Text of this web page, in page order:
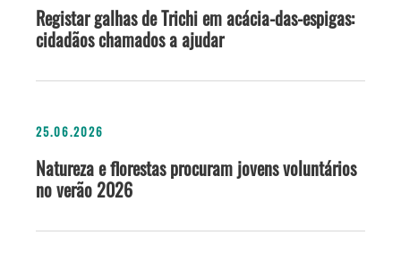
Registar galhas de Trichi em acácia-das-espigas:
cidadãos chamados a ajudar
25.06.2026
Natureza e florestas procuram jovens voluntários
no verão 2026